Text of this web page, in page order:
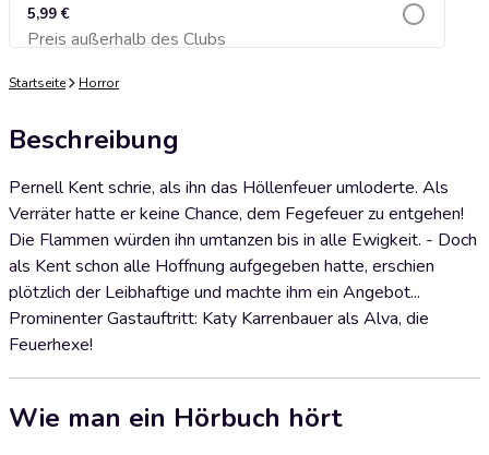
5,99 €
Preis außerhalb des ClubsZum Warenkorb hinzufügen
Startseite Horror
Beschreibung
Pernell Kent schrie, als ihn das Höllenfeuer umloderte. Als
Verräter hatte er keine Chance, dem Fegefeuer zu entgehen!
Die Flammen würden ihn umtanzen bis in alle Ewigkeit. - Doch
als Kent schon alle Hoffnung aufgegeben hatte, erschien
plötzlich der Leibhaftige und machte ihm ein Angebot...
Prominenter Gastauftritt: Katy Karrenbauer als Alva, die
Feuerhexe!
Wie man ein Hörbuch hört